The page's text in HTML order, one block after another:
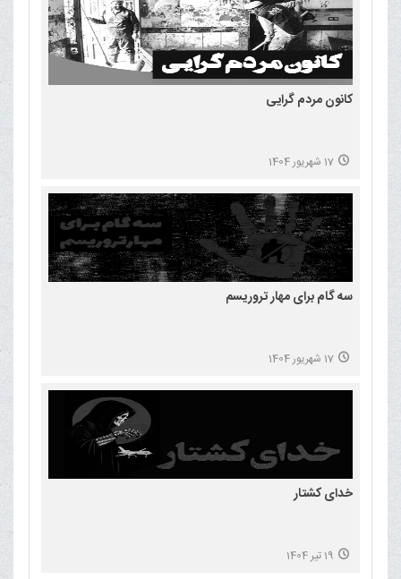
کانون مردم گرایی
17 شهریور 1404
سه گام برای مهار تروریسم
17 شهریور 1404
خدای کشتار
19 تیر 1404